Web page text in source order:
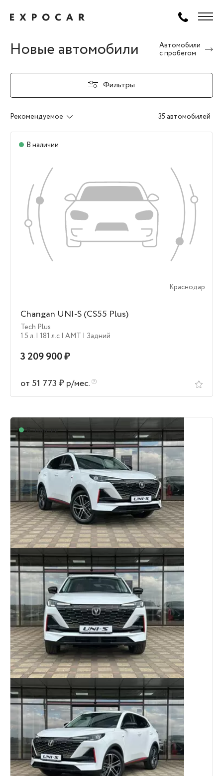
Новые автомобили
Автомобили
с пробегом
Фильтры
Рекомендуемое 35 автомобилей
В наличии
Краснодар
Changan UNI-S (CS55 Plus)
Tech Plus
1.5 л. | 181 л.c | AMT | Задний
3 209 900 ₽
от 51 773 ₽ р/мес.
В наличии